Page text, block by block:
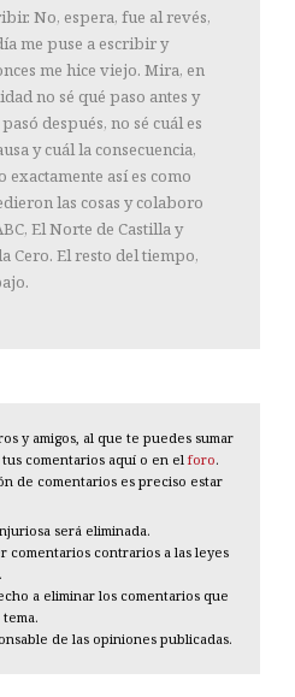
No, espera, fue al revés,
me puse a escribir y
me hice viejo. Mira, en
no sé qué paso antes y
después, no sé cuál es
y cuál la consecuencia,
exactamente así es como
las cosas y colaboro
El Norte de Castilla y
Cero. El resto del tiempo,
y amigos, al que te puedes sumar
comentarios aquí o en el foro.
de comentarios es preciso estar
será eliminada.
comentarios contrarios a las leyes
a eliminar los comentarios que
de las opiniones publicadas.